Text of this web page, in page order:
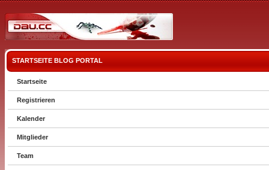
STARTSEITE BLOG PORTAL
Startseite
Registrieren
Kalender
Mitglieder
Team